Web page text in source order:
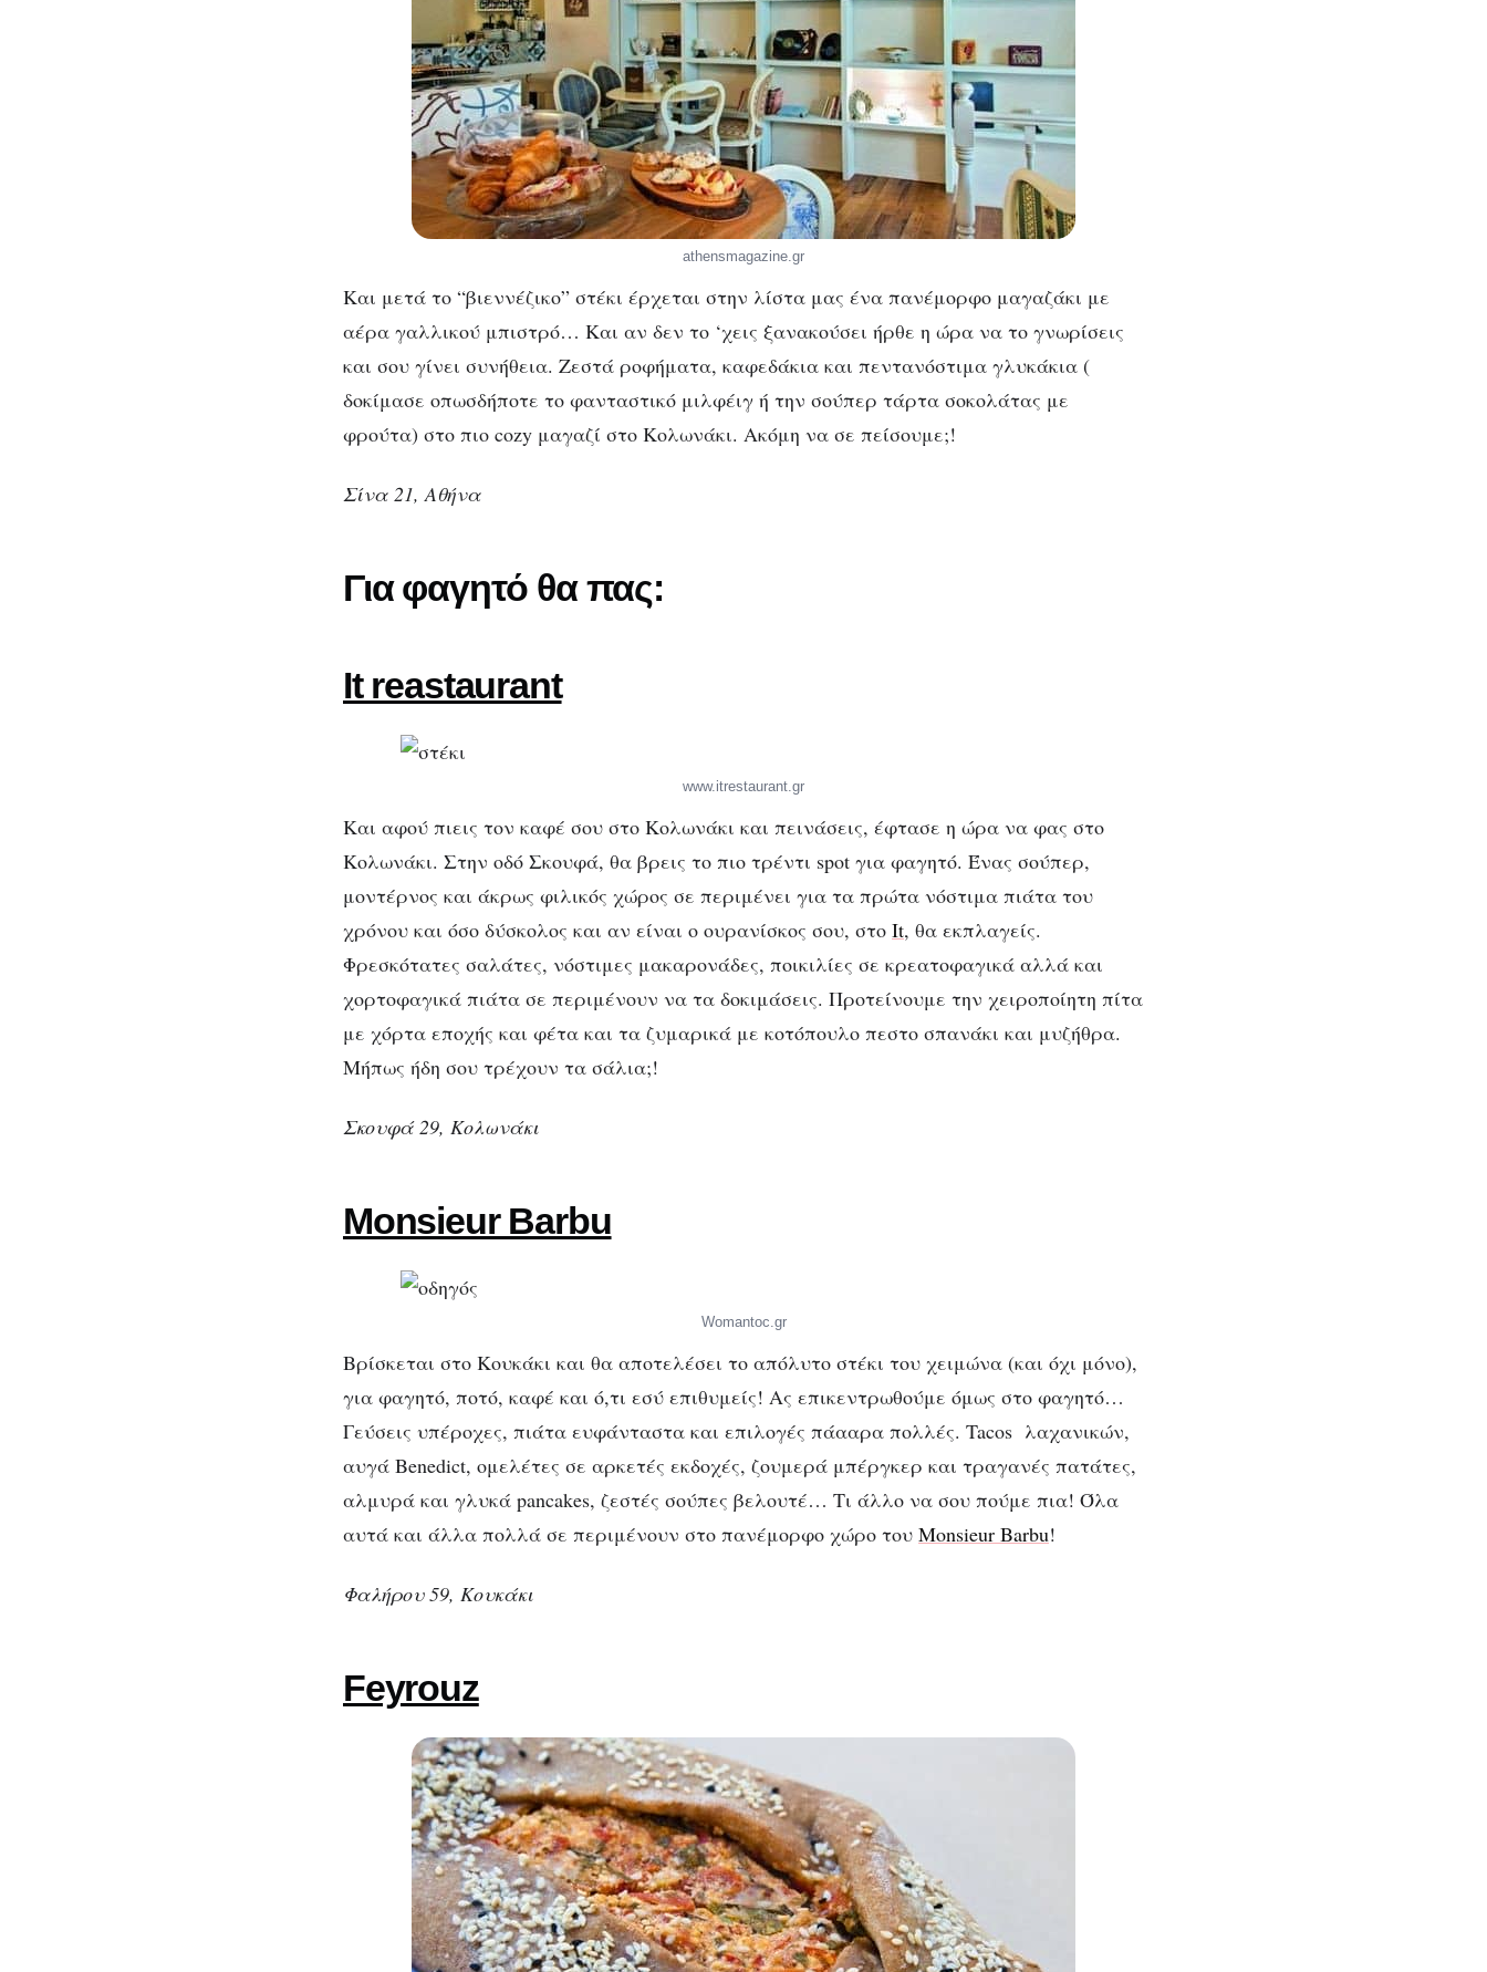
athensmagazine.gr
Και μετά το “βιεννέζικο” στέκι έρχεται στην λίστα μας ένα πανέμορφο μαγαζάκι με
αέρα γαλλικού μπιστρό… Και αν δεν το ‘χεις ξανακούσει ήρθε η ώρα να το γνωρίσεις
και σου γίνει συνήθεια. Ζεστά ροφήματα, καφεδάκια και πεντανόστιμα γλυκάκια (
δοκίμασε οπωσδήποτε το φανταστικό μιλφέιγ ή την σούπερ τάρτα σοκολάτας με
φρούτα) στο πιο cozy μαγαζί στο Κολωνάκι. Ακόμη να σε πείσουμε;!
Σίνα 21, Αθήνα
Για φαγητό θα πας:
It reastaurant
www.itrestaurant.gr
Και αφού πιεις τον καφέ σου στο Κολωνάκι και πεινάσεις, έφτασε η ώρα να φας στο
Κολωνάκι. Στην οδό Σκουφά, θα βρεις το πιο τρέντι spot για φαγητό. Ένας σούπερ,
μοντέρνος και άκρως φιλικός χώρος σε περιμένει για τα πρώτα νόστιμα πιάτα του
χρόνου και όσο δύσκολος και αν είναι ο ουρανίσκος σου, στο It, θα εκπλαγείς.
Φρεσκότατες σαλάτες, νόστιμες μακαρονάδες, ποικιλίες σε κρεατοφαγικά αλλά και
χορτοφαγικά πιάτα σε περιμένουν να τα δοκιμάσεις. Προτείνουμε την χειροποίητη πίτα
με χόρτα εποχής και φέτα και τα ζυμαρικά με κοτόπουλο πεστο σπανάκι και μυζήθρα.
Μήπως ήδη σου τρέχουν τα σάλια;!
Σκουφά 29, Κολωνάκι
Monsieur Barbu
Womantoc.gr
Βρίσκεται στο Κουκάκι και θα αποτελέσει το απόλυτο στέκι του χειμώνα (και όχι μόνο),
για φαγητό, ποτό, καφέ και ό,τι εσύ επιθυμείς! Ας επικεντρωθούμε όμως στο φαγητό…
Γεύσεις υπέροχες, πιάτα ευφάνταστα και επιλογές πάααρα πολλές. Tacos λαχανικών,
αυγά Benedict, ομελέτες σε αρκετές εκδοχές, ζουμερά μπέργκερ και τραγανές πατάτες,
αλμυρά και γλυκά pancakes, ζεστές σούπες βελουτέ… Τι άλλο να σου πούμε πια! Όλα
αυτά και άλλα πολλά σε περιμένουν στο πανέμορφο χώρο του Monsieur Barbu!
Φαλήρου 59, Κουκάκι
Feyrouz